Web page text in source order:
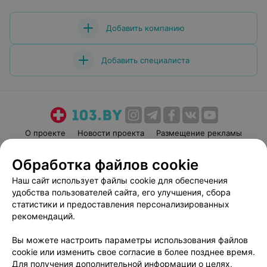
неё. Дала понятные рекомендации и назначила
лечение. Профессионализм доктора произвел
неизгладимое впечатление! Спасибо!
Добавить компанию
Добавить специалиста
О проекте Новости проекта
Размещение рекламы
Пользовательское соглашение
Способы оплаты
Вакансии
Партнеры
Написать руководителю 103.by
Обработка персональных данных
Обработка файлов cookie
Наш сайт использует файлы cookie для обеспечения
удобства пользователей сайта, его улучшения, сбора
статистики и предоставления персонализированных
рекомендаций.
Вы можете настроить параметры использования файлов
cookie или изменить свое согласие в более позднее время.
Для получения дополнительной информации о целях,